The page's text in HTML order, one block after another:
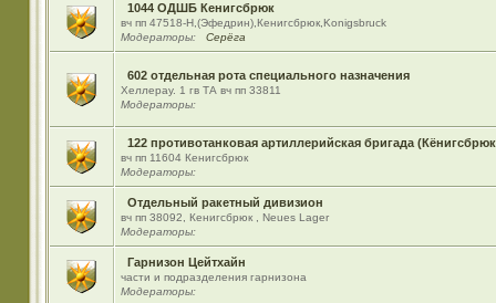
1044 ОДШБ Кенигсбрюк
вч пп 47518-Н,(Эфедрин),Кенигсбрюк,Konigsbruck
Модераторы:
Серёга
602 отдельная рота специального назначения
Хеллерау. 1 гв ТА вч пп 33811
Модераторы:
122 противотанковая артиллерийская бригада
вч пп 11604 Кенигсбрюк
Модераторы:
Отдельный ракетный дивизион
вч пп 38092, Кенигсбрюк , Neues Lager
Модераторы:
Гарнизон Цейтхайн
части и подразделения гарнизона
Модераторы: